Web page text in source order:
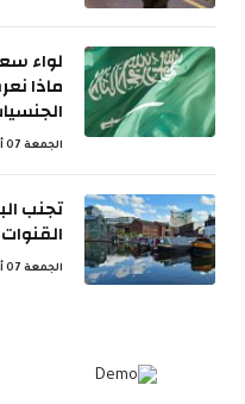
ماذا
الجمعة 07 أغسطس 7:36 م
تجنب
الجمعة 07 أغسطس 7:33 م